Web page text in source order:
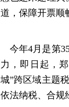
道，保障开票顺
今年4月是第
力，即日起，
城”跨区域主题
依法纳税、合规